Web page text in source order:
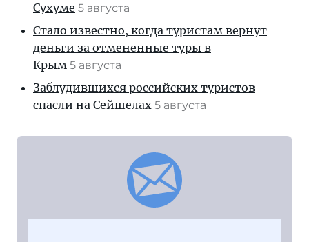
Сухуме 5 августа
Стало известно, когда туристам вернут
деньги за отмененные туры в
Крым 5 августа
Заблудившихся российских туристов
спасли на Сейшелах 5 августа